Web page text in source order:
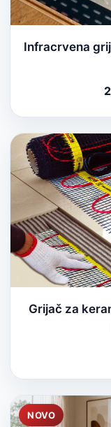
Infracrvena
Grijač za
NOVO